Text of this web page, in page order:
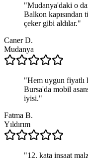
"Mudanya'daki o
Balkon kapısından
çeker gibi aldılar."
Caner D.
Mudanya
"Hem uygun fiyatlı
Bursa'da mobil
iyisi."
Fatma B.
Yıldırım
"12. kata inşaat